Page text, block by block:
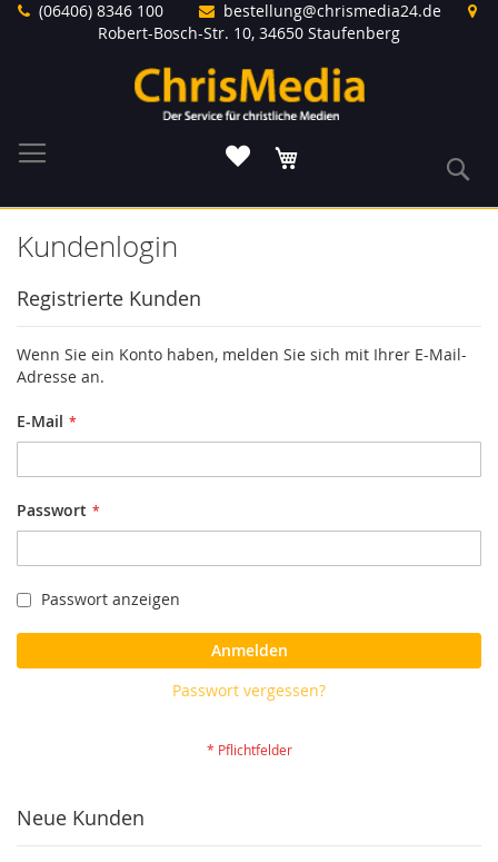
Direkt(06406) 8346 100
bestellung@chrismedia24.de
Robert-Bosch-Str. 10, 34650 Staufenberg
Kundenlogin
Registrierte Kunden
Wenn Sie ein Konto haben, melden Sie sich mit Ihrer E-Mail-
Adresse an.
E-Mail
Passwort
Passwort anzeigen
Anmelden
Passwort vergessen?
Neue Kunden